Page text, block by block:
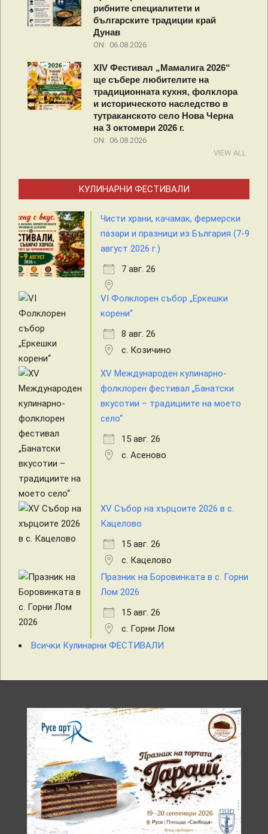
рибните специалитети и
българските традиции край
Дунав
ON: 06.08.2026
XIV Фестивал „Мамалига 2026“
ще събере любителите на
традиционната кухня, фолклора
и историческото наследство в
тутраканското село Нова Черна
на 3 октомври 2026 г.
ON: 06.08.2026
VIEW ALL
КУЛИНАРНИ ФЕСТИВАЛИ
Чисти храни, качамак, фермерски
пазари и празници из България (7-9
август 2026 г.)
7 авг. 26
VI Фолклорен събор „Еркешки
корени“
8 авг. 26
с. Козичино
XV Международен кулинарно-
фолклорен фестивал „Банатски
вкусотии – традициите на моето
село“
15 авг. 26
с. Асеново
XV Събор на хърцоите 2026 в с.
Кацелово
15 авг. 26
с. Кацелово
Празник на Боровинката в с. Горни
Лом 2026
15 авг. 26
с. Горни Лом
Всички Кулинарни ФЕСТИВАЛИ